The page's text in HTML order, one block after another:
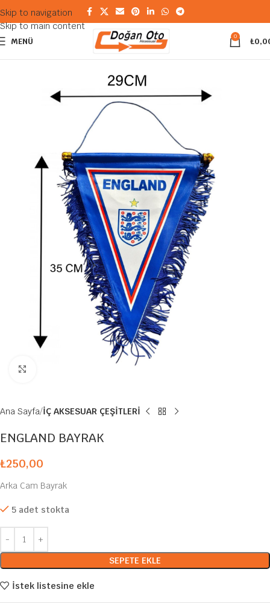
Skip to navigation
Skip to main content
MENÜ 0 ₺
Ana Sayfa İÇ AKSESUAR ÇEŞİTLERİ
ENGLAND BAYRAK
₺250,00
Arka Cam Bayrak
5 adet stokta
SEPETE EKLE
İstek listesine ekle